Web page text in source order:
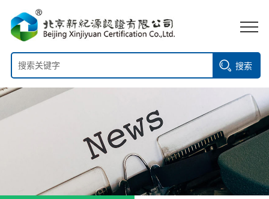
搜索